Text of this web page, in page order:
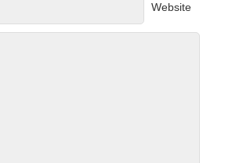
Website